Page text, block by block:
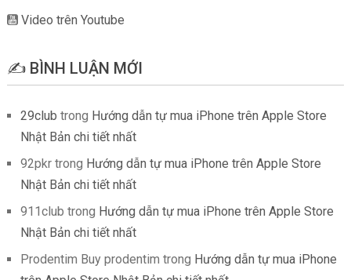
Video trên Youtube
✍️ BÌNH LUẬN MỚI
29club trong Hướng dẫn tự mua iPhone trên Apple Store
Nhật Bản chi tiết nhất
92pkrtrong Hướng dẫn tự mua iPhone trên Apple Store
Nhật Bản chi tiết nhất
911club trong Hướng dẫn tự mua iPhone trên Apple Store
Nhật Bản chi tiết nhất
Prodentim Buy prodentim trong Hướng dẫn tự mua iPhone